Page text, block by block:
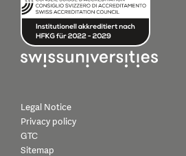
Legal Notice
Privacy policy
GTC
Sitemap